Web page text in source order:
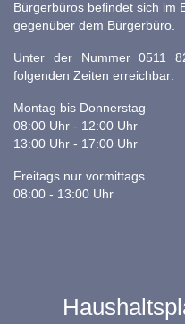
Bürgerbüros befindet sich im
gegenüber dem Bürgerbüro.
Unter der Nummer 0511
folgenden Zeiten erreichbar:
Montag bis Donnerstag
08:00 Uhr - 12:00 Uhr
13:00 Uhr - 17:00 Uhr
Freitags nur vormittags
08:00 - 13:00 Uhr